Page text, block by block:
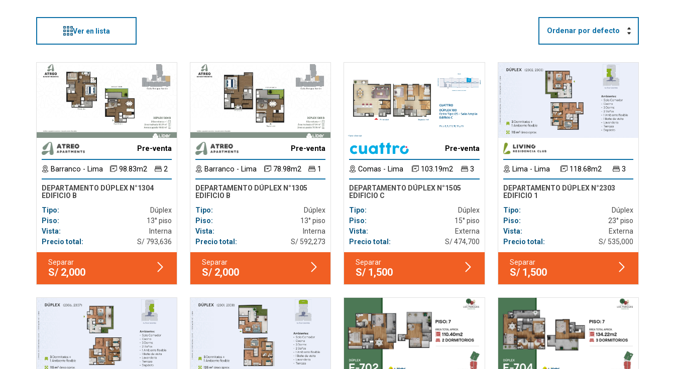
18 piso
19 piso
Ver en lista
Pre-venta
Barranco - Lima 98.83m2 2
DEPARTAMENTO DÚPLEX N°1304
EDIFICIO B
Tipo:
Dúplex
Piso:
13° piso
Vista:
Interna
Precio total:
S/ 793,636
Separar
S/ 2,000
Pre-venta
Barranco - Lima 78.98m2 1
DEPARTAMENTO DÚPLEX N°1305
EDIFICIO B
Tipo:
Dúplex
Piso:
13° piso
Vista:
Interna
Precio total:
S/ 592,273
Separar
S/ 2,000
Pre-venta
Comas - Lima 103.19m2 3
DEPARTAMENTO DÚPLEX N°1505
EDIFICIO C
Tipo:
Dúplex
Piso:
15° piso
Vista:
Externa
Precio total:
S/ 474,700
Separar
S/ 1,500
Lima - Lima 118.68m2 3
DEPARTAMENTO DÚPLEX N°2303
EDIFICIO 1
Tipo:
Dúplex
Piso:
23° piso
Vista:
Externa
Precio total:
S/ 535,000
Separar
S/ 1,500